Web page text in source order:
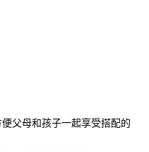
費
費
父母和孩子一起享受搭配的